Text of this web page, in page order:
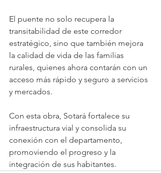
El puente no solo recupera la
transitabilidad de este corredor
estratégico, sino que también mejora
la calidad de vida de las familias
rurales, quienes ahora contarán con un
acceso más rápido y seguro a servicios
y mercados.
Con esta obra, Sotará fortalece su
infraestructura vial y consolida su
conexión con el departamento,
promoviendo el progreso y la
integración de sus habitantes.